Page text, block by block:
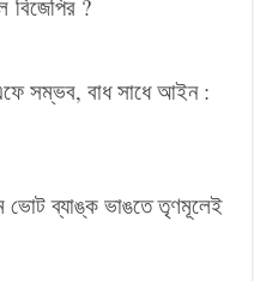
বিজেপির ?
সম্ভব, বাধ সাধে আইন :
ব্যাঙ্ক ভাঙতে তৃণমূলেই